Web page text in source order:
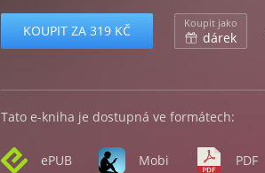
KOUPIT ZA 319 KČ Koupit jako
dárek
Tato e-kniha je dostupná ve formátech:
ePUB Mobi PDF